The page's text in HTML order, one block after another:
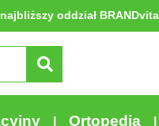
oddział
Ortopedia